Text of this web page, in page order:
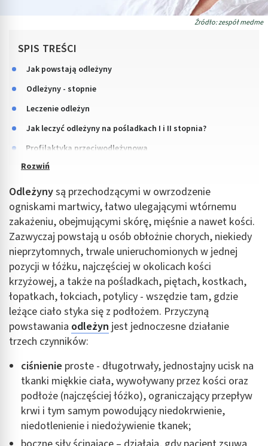
Źródło: zespół medme
SPIS TREŚCI
Jak powstają odleżyny
Odleżyny - stopnie
Leczenie odleżyn
Jak leczyć odleżyny na pośladkach I i II stopnia?
Profilaktyka przeciwodleżynowa
Odleżynysą przechodzącymi w owrzodzenie
ogniskami martwicy, łatwo ulegającymi wtórnemu
zakażeniu, obejmującymi skórę, mięśnie a nawet kości.
Zazwyczaj powstają u osób obłożnie chorych, niekiedy
nieprzytomnych, trwale unieruchomionych w jednej
pozycji w łóżku, najczęściej w okolicach kości
krzyżowej, a także na pośladkach, piętach, kostkach,
łopatkach, łokciach, potylicy - wszędzie tam, gdzie
leżące ciało styka się z podłożem. Przyczyną
powstawania odleżyn jest jednoczesne działanie
trzech czynników:
ciśnienie proste - długotrwały, jednostajny ucisk na
tkanki miękkie ciała, wywoływany przez kości oraz
podłoże (najczęściej łóżko), ograniczający przepływ
krwi i tym samym powodujący niedokrwienie,
niedotlenienie i niedożywienie tkanek;